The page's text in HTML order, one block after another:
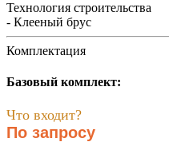
Технология строительства
- Клееный брус
Комплектация
Базовый комплект:
Что входит?
По запросу